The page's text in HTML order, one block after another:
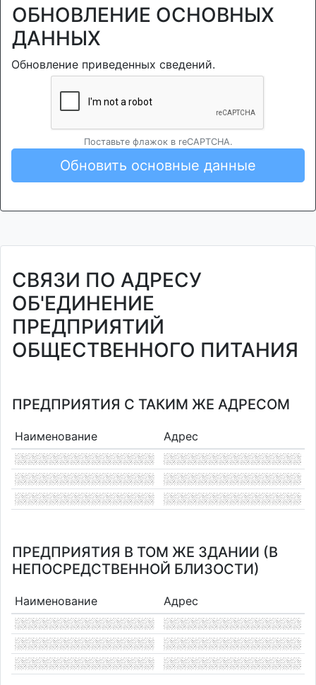
ОБНОВЛЕНИЕ ОСНОВНЫХ
ДАННЫХ
Обновление приведенных сведений.
Поставьте флажок в reCAPTCHA.
Обновить основные данные
СВЯЗИ ПО АДРЕСУ
ОБ'ЕДИНЕНИЕ
ПРЕДПРИЯТИЙ
ОБЩЕСТВЕННОГО ПИТАНИЯ
ПРЕДПРИЯТИЯ С ТАКИМ ЖЕ АДРЕСОМ
Наименование Адрес
ПРЕДПРИЯТИЯ В ТОМ ЖЕ ЗДАНИИ (В
НЕПОСРЕДСТВЕННОЙ БЛИЗОСТИ)
Наименование Адрес